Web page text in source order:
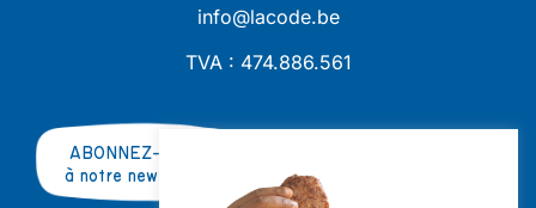
info@lacode.be
TVA : 474.886.561
ABONNEZ-VOUS
à notre newsletter